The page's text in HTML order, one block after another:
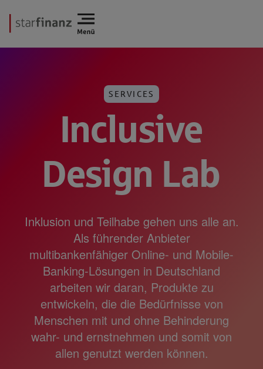
SERVICES
Inclusive
Design Lab​
Inklusion und Teilhabe gehen uns alle an.
Als führender Anbieter
multibankenfähiger Online- und Mobile-
Banking-Lösungen in Deutschland
arbeiten wir daran, Produkte zu
entwickeln, die die Bedürfnisse von
Menschen mit und ohne Behinderung
wahr- und ernstnehmen und somit von
allen genutzt werden können.